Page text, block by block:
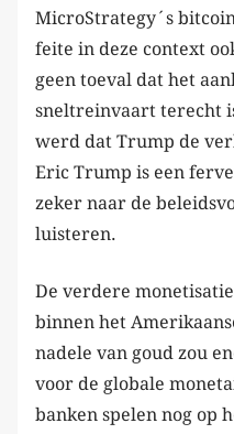
MicroStrategy´s
feite in deze context
geen toeval dat het
sneltreinvaart terecht
werd dat Trump de
Eric Trump is een
zeker naar de
luisteren.
De verdere
binnen het
nadele van goud zou
voor de globale
banken spelen nog op